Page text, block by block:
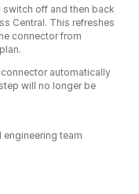
off and then back
Central. This refreshes
connector from
automatically
will no longer be
team